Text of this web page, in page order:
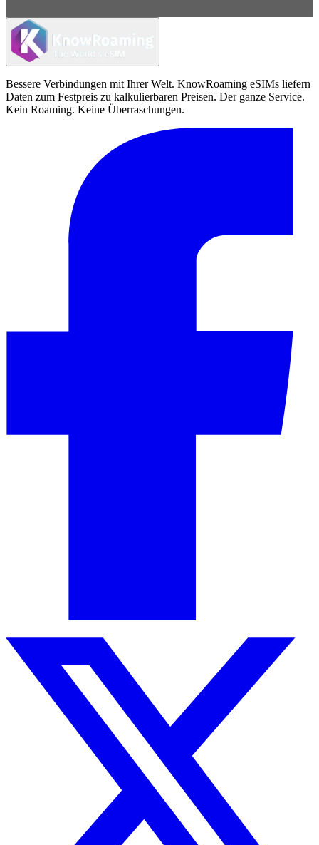
Bessere Verbindungen mit Ihrer Welt. KnowRoaming eSIMs liefern
Daten zum Festpreis zu kalkulierbaren Preisen. Der ganze Service.
Kein Roaming. Keine Überraschungen.